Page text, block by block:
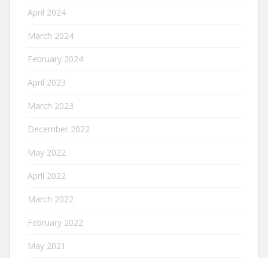
April 2024
March 2024
February 2024
April 2023
March 2023
December 2022
May 2022
April 2022
March 2022
February 2022
May 2021